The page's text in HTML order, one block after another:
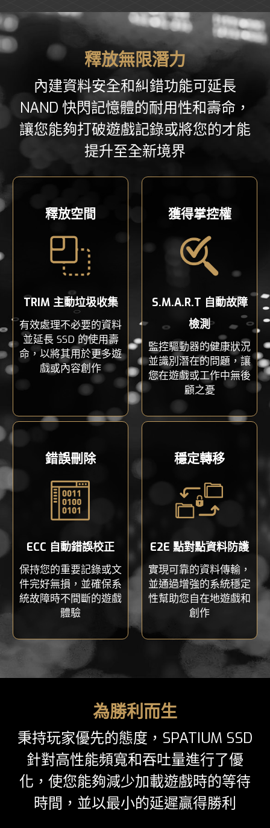
釋放無限潛力
內建資料安全和糾錯功能可延長
NAND 快閃記憶體的耐用性和壽命，
讓您能夠打破遊戲記錄或將您的才能
提升至全新境界
釋放空間
TRIM 主動垃圾收集
有效處理不必要的資料
並延長 SSD 的使用壽
命，以將其用於更多遊
戲或內容創作
獲得掌控權
S.M.A.R.T 自動故障
檢測
監控驅動器的健康狀況
並識別潛在的問題，讓
您在遊戲或工作中無後
顧之憂
錯誤刪除
ECC 自動錯誤校正
保持您的重要記錄或文
件完好無損，並確保系
統故障時不間斷的遊戲
體驗
穩定轉移
E2E 點對點資料防護
實現可靠的資料傳輸，
並通過增強的系統穩定
性幫助您自在地遊戲和
創作
為勝利而生
秉持玩家優先的態度，SPATIUM SSD
針對高性能頻寬和吞吐量進行了優
化，使您能夠減少加載遊戲時的等待
時間，並以最小的延遲贏得勝利